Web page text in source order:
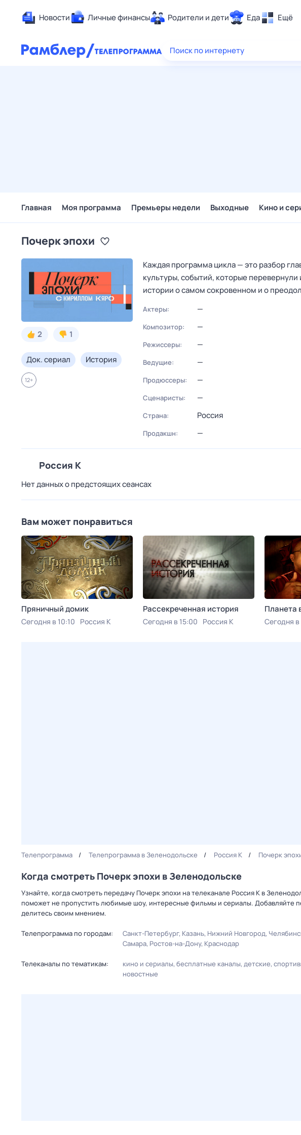
Новости Личные финансы Родители и дети Еда Ещё
Здоровье
Поиск по интернету
Главная Моя программа Премьеры недели Выходные Кино и
Почерк эпохи
2 1
Док. сериал История
12+
Каждая программа цикла — это разбор
культуры, событий, которые
истории о самом сокровенном и о
Актеры: —
Композитор: —
Режиссеры: —
Ведущие: —
Продюссеры: —
Сценаристы: —
Страна: Россия
Продакшн: —
Россия К
Нет данных о предстоящих сеансах
Вам может понравиться
Пряничный домик
Сегодня в 10:10 Россия К
Рассекреченная история
Сегодня в 15:00 Россия К
Планета
Сегодня в
Телепрограмма Телепрограмма в Зеленодольске Россия К Почерк
Когда смотреть Почерк эпохи в Зеленодольске
Узнайте, когда смотреть передачу Почерк эпохи на телеканале Россия К в
поможет не пропустить любимые шоу, интересные фильмы и сериалы. Добавляйте
делитесь своим мнением.
Телепрограмма по городам: Санкт-Петербург Казань Нижний Новгород
Самара Ростов-на-Дону Краснодар
Телеканалы по тематикам: кино и сериалы бесплатные каналы детские
новостные